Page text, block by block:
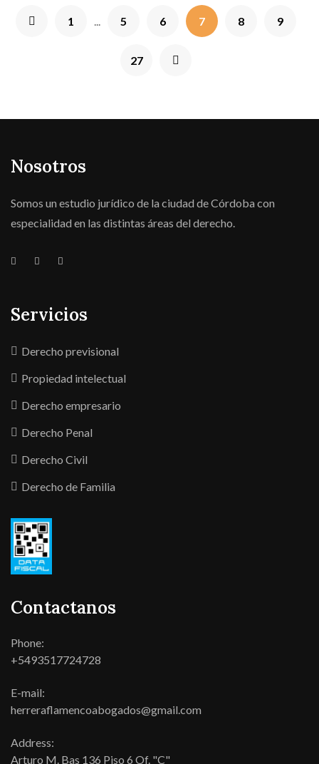
1 5 6 7 8 9
27
Nosotros
Somos un estudio jurídico de la ciudad de Córdoba con
especialidad en las distintas áreas del derecho.
Servicios
Derecho previsional
Propiedad intelectual
Derecho empresario
Derecho Penal
Derecho Civil
Derecho de Familia
Contactanos
Phone:
+5493517724728
E-mail:
herreraflamencoabogados@gmail.com
Address:
Arturo M. Bas 136 Piso 6 Of. "C"